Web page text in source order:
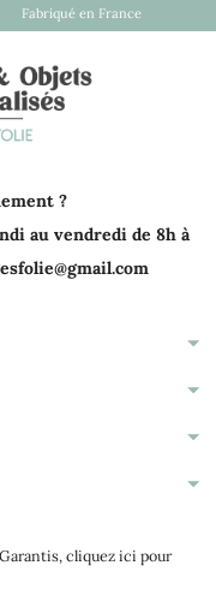
Fabriqué en France
?
au vendredi de 8h à
cliquez ici pour